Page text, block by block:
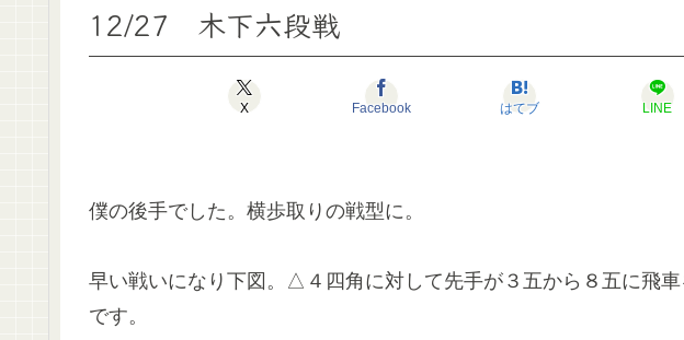
12/27 木下六段戦
X Facebook はてブ LINE
僕の後手でした。横歩取りの戦型に。
早い戦いになり下図。△４四角に対して先手が３五から８五に飛
です。